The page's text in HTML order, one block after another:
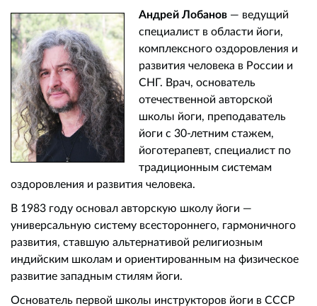
Андрей Лобанов — ведущий
специалист в области йоги,
комплексного оздоровления и
развития человека в России и
СНГ. Врач, основатель
отечественной авторской
школы йоги, преподаватель
йоги с 30-летним стажем,
йоготерапевт, специалист по
традиционным системам
оздоровления и развития человека.
В 1983 году основал авторскую школу йоги —
универсальную систему всестороннего, гармоничного
развития, ставшую альтернативой религиозным
индийским школам и ориентированным на физическое
развитие западным стилям йоги.
Основатель первой школы инструкторов йоги в СССР